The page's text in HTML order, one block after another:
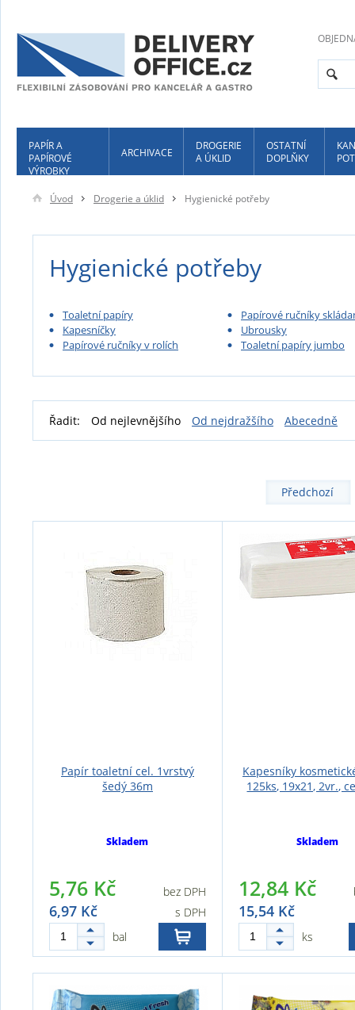
PAPÍR A
PAPÍROVÉ
VÝROBKY
ARCHIVACE
DROGERIE
A ÚKLID
OSTATNÍ
DOPLŇKY
Úvod Drogerie a úklid Hygienické potřeby
Hygienické potřeby
Toaletní papíry
Kapesníčky
Papírové ručníky v rolích
Papírové ručníky
Ubrousky
Toaletní papíry jumbo
Řadit: Od nejlevnějšího Od nejdražšího Abecedně
Předchozí
Papír toaletní cel. 1vrstvý
šedý 36m
Skladem
5,76 Kč bez DPH
6,97 Kč
s DPH
bal
Kapesníky
125ks, 19x21, 2vr.,
Skladem
12,84 Kč
15,54 Kč
ks